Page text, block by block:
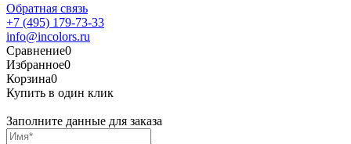
Обратная связь
+7 (495) 179-73-33
info@incolors.ru
Сравнение0
Избранное0
Корзина0
Купить в один клик
Заполните данные для заказа